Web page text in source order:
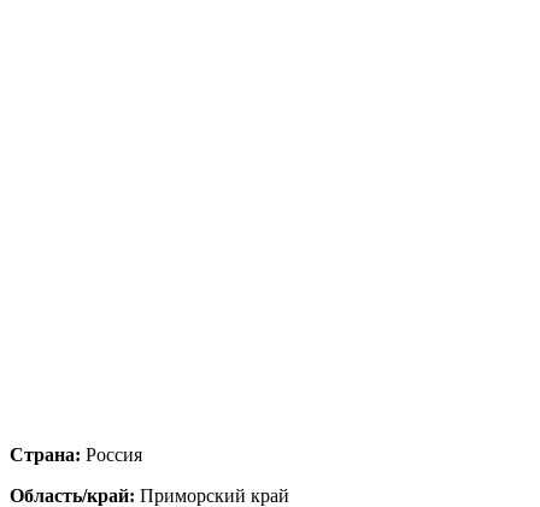
Страна: Россия
Область/край: Приморский край